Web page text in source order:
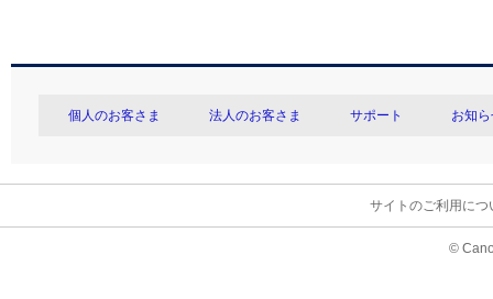
個人のお客さま 法人のお客さま サポート お知
サイトのご利用につ
©